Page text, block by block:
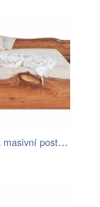
Designová masivní postel ELBA s úložným…